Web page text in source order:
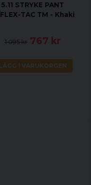
5.11 STRYKE PANT
TAC TM - Khaki
1 095 kr 767 kr
I VARUKORGEN